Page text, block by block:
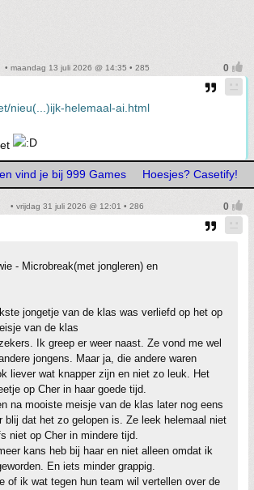
• maandag 13 juli 2026 @ 14:35 • 285
nieu(...)ijk-helemaal-ai.html
vind je bij 999 Games Hoesjes? Casetify!
• vrijdag 31 juli 2026 @ 12:01 • 286
- Microbreak(met jongleren) en
jongetje van de klas was verliefd op het op
van de klas
Ik greep er weer naast. Ze vond me wel
jongens. Maar ja, die andere waren
liever wat knapper zijn en niet zo leuk. Het
op Cher in haar goede tijd.
na mooiste meisje van de klas later nog eens
blij dat het zo gelopen is. Ze leek helemaal niet
niet op Cher in mindere tijd.
kans heb bij haar en niet alleen omdat ik
En iets minder grappig.
of ik wat tegen hun team wil vertellen over de